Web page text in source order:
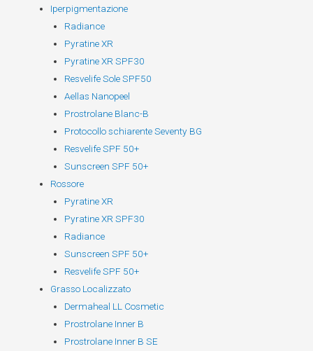
Iperpigmentazione
Radiance
Pyratine XR
Pyratine XR SPF30
Resvelife Sole SPF50
Aellas Nanopeel
Prostrolane Blanc-B
Protocollo schiarente Seventy BG
Resvelife SPF 50+
Sunscreen SPF 50+
Rossore
Pyratine XR
Pyratine XR SPF30
Radiance
Sunscreen SPF 50+
Resvelife SPF 50+
Grasso Localizzato
Dermaheal LL Cosmetic
Prostrolane Inner B
Prostrolane Inner B SE